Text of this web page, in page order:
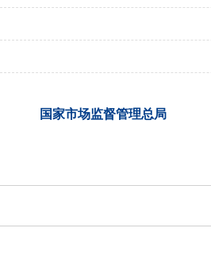
国家市场监督管理总局